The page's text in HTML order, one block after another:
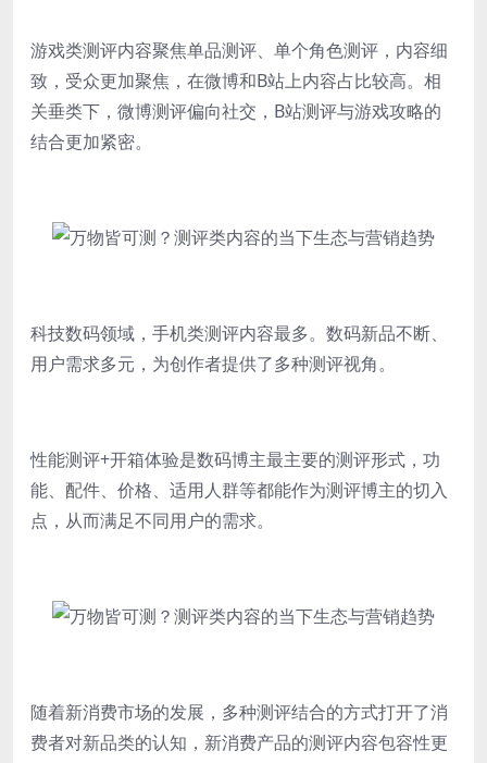
游戏类测评内容聚焦单品测评、单个角色测评，内容细
致，受众更加聚焦，在微博和B站上内容占比较高。相
关垂类下，微博测评偏向社交，B站测评与游戏攻略的
结合更加紧密。
科技数码领域，手机类测评内容最多。数码新品不断、
用户需求多元，为创作者提供了多种测评视角。
性能测评+开箱体验是数码博主最主要的测评形式，功
能、配件、价格、适用人群等都能作为测评博主的切入
点，从而满足不同用户的需求。
随着新消费市场的发展，多种测评结合的方式打开了消
费者对新品类的认知，新消费产品的测评内容包容性更